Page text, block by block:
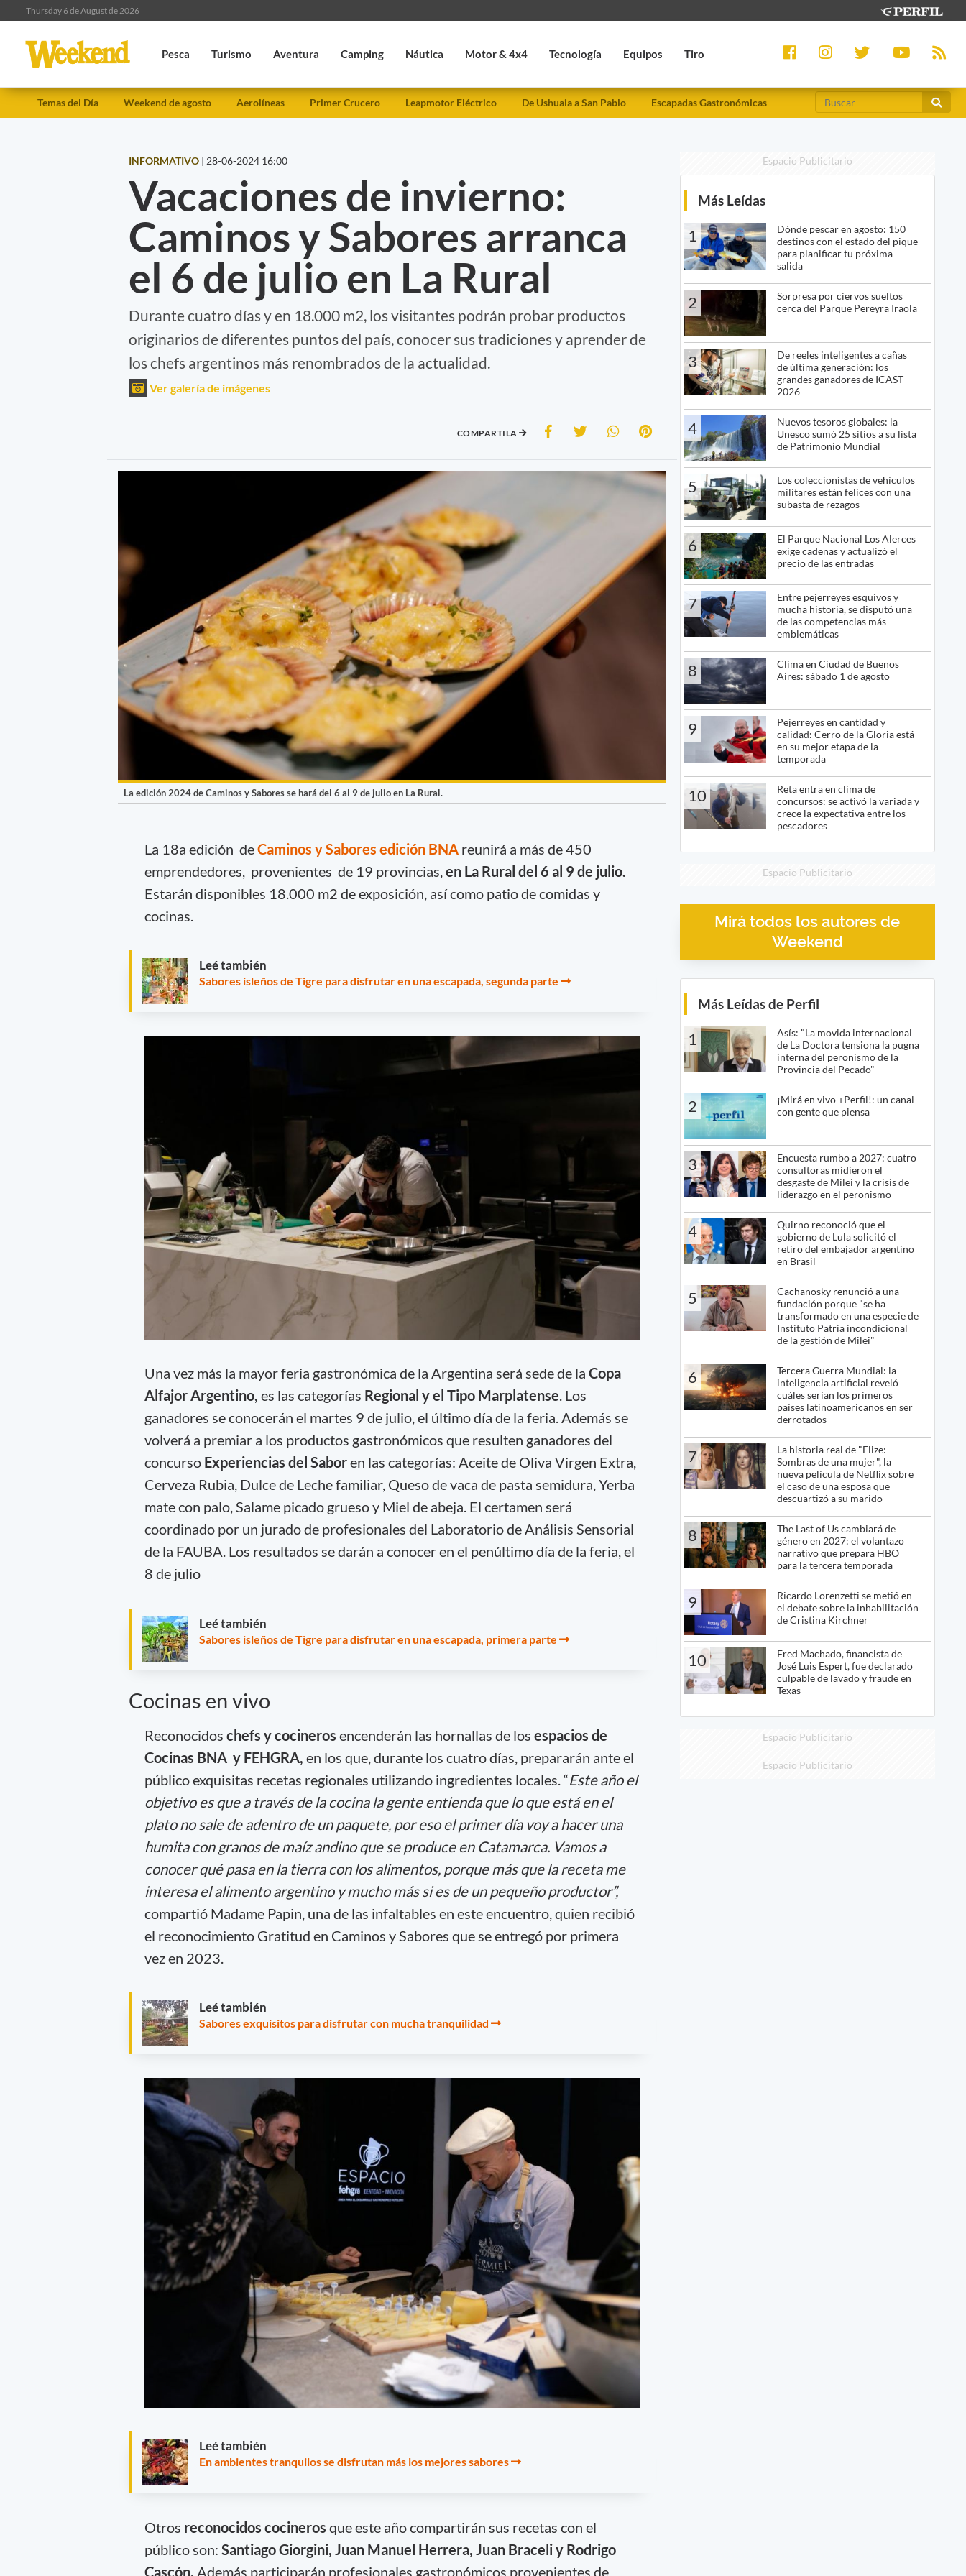
Thursday 6 de August de 2026
Pesca Turismo Aventura Camping Náutica Motor & 4x4 Tecnología Equipos Tiro
Temas del Día Weekend de agosto Aerolíneas Primer Crucero Leapmotor Eléctrico De Ushuaia a San Pablo Escapadas Gastronómicas
INFORMATIVO | 28-06-2024 16:00
Vacaciones de invierno:
Caminos y Sabores arranca
el 6 de julio en La Rural
Durante cuatro días y en 18.000 m2, los visitantes podrán probar productos
originarios de diferentes puntos del país, conocer sus tradiciones y aprender de
los chefs argentinos más renombrados de la actualidad.
Ver galería de imágenes
COMPARTILA
La edición 2024 de Caminos y Sabores se hará del 6 al 9 de julio en La Rural.
La 18a edición deCaminos y Sabores edición BNAreunirá a más de 450
emprendedores, provenientes de 19 provincias, en La Rural del 6 al 9 de julio.
Estarán disponibles 18.000 m2 de exposición, así como patio de comidas y
cocinas.
Leé también
Sabores isleños de Tigre para disfrutar en una escapada, segunda parte
Una vez más la mayor feria gastronómica de la Argentina será sede de la Copa
Alfajor Argentino, es las categorías Regional y el Tipo Marplatense. Los
ganadores se conocerán el martes 9 de julio, el último día de la feria. Además se
volverá a premiar a los productos gastronómicos que resulten ganadores del
concursoExperiencias del Saboren las categorías: Aceite de Oliva Virgen Extra,
Cerveza Rubia, Dulce de Leche familiar, Queso de vaca de pasta semidura, Yerba
mate con palo, Salame picado grueso y Miel de abeja. El certamen será
coordinado por un jurado de profesionales del Laboratorio de Análisis Sensorial
de la FAUBA. Los resultados se darán a conocer en el penúltimo día de la feria, el
8 de julio
Leé también
Sabores isleños de Tigre para disfrutar en una escapada, primera parte
Cocinas en vivo
Reconocidos chefs y cocineros encenderán las hornallas de los espacios de
Cocinas BNA y FEHGRA, en los que, durante los cuatro días, prepararán ante el
público exquisitas recetas regionales utilizando ingredientes locales. “Este año el
objetivo es que a través de la cocina la gente entienda que lo que está en el
plato no sale de adentro de un paquete, por eso el primer día voy a hacer una
humita con granos de maíz andino que se produce en Catamarca. Vamos a
conocer qué pasa en la tierra con los alimentos, porque más que la receta me
interesa el alimento argentino y mucho más si es de un pequeño productor”,
compartió Madame Papin, una de las infaltables en este encuentro, quien recibió
el reconocimiento Gratitud en Caminos y Sabores que se entregó por primera
vez en 2023.
Leé también
Sabores exquisitos para disfrutar con mucha tranquilidad
Leé también
En ambientes tranquilos se disfrutan más los mejores sabores
Otros reconocidos cocineros que este año compartirán sus recetas con el
público son: Santiago Giorgini, Juan Manuel Herrera, Juan Braceli y Rodrigo
Cascón. Además participarán profesionales gastronómicos provenientes de
Espacio Publicitario
Más Leídas
1
Dónde pescar en agosto: 150
destinos con el estado del pique
para planificar tu próxima
salida
2
Sorpresa por ciervos sueltos
cerca del Parque Pereyra Iraola
3
De reeles inteligentes a cañas
de última generación: los
grandes ganadores de ICAST
2026
4
Nuevos tesoros globales: la
Unesco sumó 25 sitios a su lista
de Patrimonio Mundial
5
Los coleccionistas de vehículos
militares están felices con una
subasta de rezagos
6
El Parque Nacional Los Alerces
exige cadenas y actualizó el
precio de las entradas
7
Entre pejerreyes esquivos y
mucha historia, se disputó una
de las competencias más
emblemáticas
8
Clima en Ciudad de Buenos
Aires: sábado 1 de agosto
9
Pejerreyes en cantidad y
calidad: Cerro de la Gloria está
en su mejor etapa de la
temporada
10
Reta entra en clima de
concursos: se activó la variada y
crece la expectativa entre los
pescadores
Espacio Publicitario
Mirá todos los autores de
Weekend
Más Leídas de Perfil
1
Asís: "La movida internacional
de La Doctora tensiona la pugna
interna del peronismo de la
Provincia del Pecado"
2
¡Mirá en vivo +Perfil!: un canal
con gente que piensa
3
Encuesta rumbo a 2027: cuatro
consultoras midieron el
desgaste de Milei y la crisis de
liderazgo en el peronismo
4
Quirno reconoció que el
gobierno de Lula solicitó el
retiro del embajador argentino
en Brasil
5
Cachanosky renunció a una
fundación porque "se ha
transformado en una especie de
Instituto Patria incondicional
de la gestión de Milei"
6
Tercera Guerra Mundial: la
inteligencia artificial reveló
cuáles serían los primeros
países latinoamericanos en ser
derrotados
7
La historia real de "Elize:
Sombras de una mujer", la
nueva película de Netflix sobre
el caso de una esposa que
descuartizó a su marido
8
The Last of Us cambiará de
género en 2027: el volantazo
narrativo que prepara HBO
para la tercera temporada
9
Ricardo Lorenzetti se metió en
el debate sobre la inhabilitación
de Cristina Kirchner
10
Fred Machado, financista de
José Luis Espert, fue declarado
culpable de lavado y fraude en
Texas
Espacio Publicitario
Espacio Publicitario